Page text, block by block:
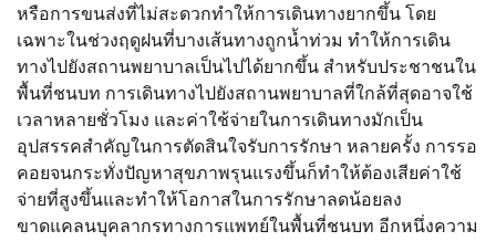
หรือการขนส่งที่ไม่สะดวกทำให้การเดินทางยากขึ้น โดย
เฉพาะในช่วงฤดูฝนที่บางเส้นทางถูกน้ำท่วม ทำให้การเดิน
ทางไปยังสถานพยาบาลเป็นไปได้ยากขึ้น สำหรับประชาชนใน
พื้นที่ชนบท การเดินทางไปยังสถานพยาบาลที่ใกล้ที่สุดอาจใช้
เวลาหลายชั่วโมง และค่าใช้จ่ายในการเดินทางมักเป็น
อุปสรรคสำคัญในการตัดสินใจรับการรักษา หลายครั้ง การรอ
คอยจนกระทั่งปัญหาสุขภาพรุนแรงขึ้นก็ทำให้ต้องเสียค่าใช้
จ่ายที่สูงขึ้นและทำให้โอกาสในการรักษาลดน้อยลง
ขาดแคลนบุคลากรทางการแพทย์ในพื้นที่ชนบท อีกหนึ่งความ